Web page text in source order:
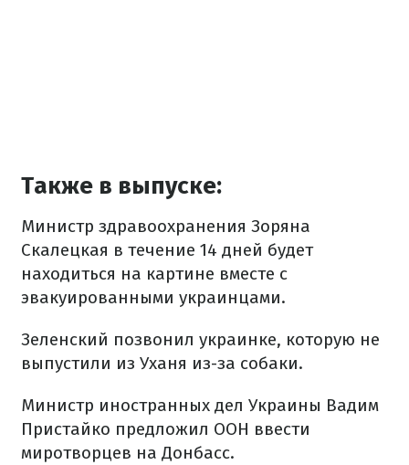
Также в выпуске:
Министр здравоохранения Зоряна
Скалецкая в течение 14 дней будет
находиться на картине вместе с
эвакуированными украинцами.
Зеленский позвонил украинке, которую не
выпустили из Уханя из-за собаки.
Министр иностранных дел Украины Вадим
Пристайко предложил ООН ввести
миротворцев на Донбасс.